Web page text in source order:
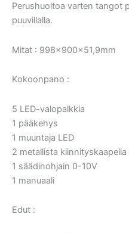
Perushuoltoa varten tangot
puuvillalla.
Mitat : 998x900x51,9mm
Kokoonpano :
5 LED-valopalkkia
1 pääkehys
1 muuntaja LED
2 metallista kiinnityskaapelia
1 säädinohjain 0-10V
1 manuaali
Edut :